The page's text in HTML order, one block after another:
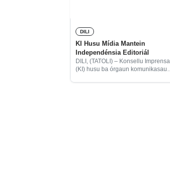
DILI
KI Husu Mídia Mantein
Independénsia Editoriál
DILI, (TATOLI) – Konsellu Imprensa
(KI) husu ba órgaun komunikasaun